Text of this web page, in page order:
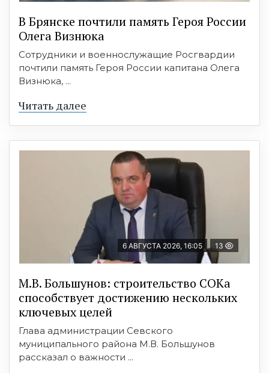
В Брянске почтили память Героя России
Олега Визнюка
Сотрудники и военнослужащие Росгвардии
почтили память Героя России капитана Олега
Визнюка, ...
Читать далее
6 АВГУСТА 2026, 16:05 13
М.В. Большунов: строительство СОКа
способствует достижению нескольких
ключевых целей
Глава администрации Севского
муниципального района М.В. Большунов
рассказал о важности ...